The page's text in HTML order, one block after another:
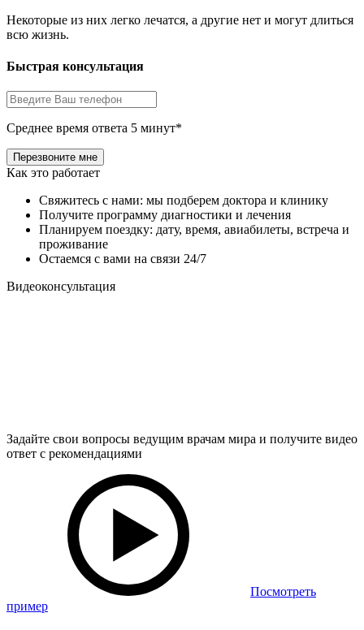
Некоторые из них легко лечатся, а другие нет и могут длиться
всю жизнь.
Быстрая консультация
Среднее время ответа 5 минут*
Как это работает
Свяжитесь с нами: мы подберем доктора и клинику
Получите программу диагностики и лечения
Планируем поездку: дату, время, авиабилеты, встреча и
проживание
Остаемся с вами на связи 24/7
Видеоконсультация
Задайте свои вопросы ведущим врачам мира и получите видео
ответ с рекомендациями
Посмотреть
пример